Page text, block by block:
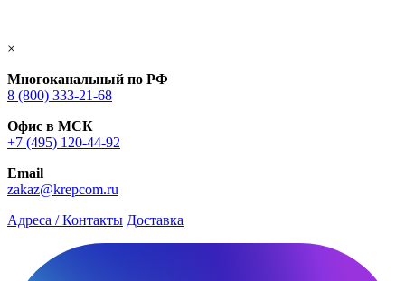
×
Многоканальный по РФ
8 (800) 333‑21-68
Офис в МСК
+7 (495) 120-44-92
Email
zakaz@krepcom.ru
Адреса / Контакты Доставка